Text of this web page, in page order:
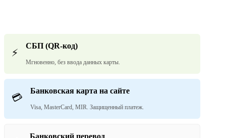
⚡
СБП (QR-код)
Мгновенно, без ввода данных карты.
💳
Банковская карта на сайте
Visa, MasterCard, MIR. Защищенный платеж.